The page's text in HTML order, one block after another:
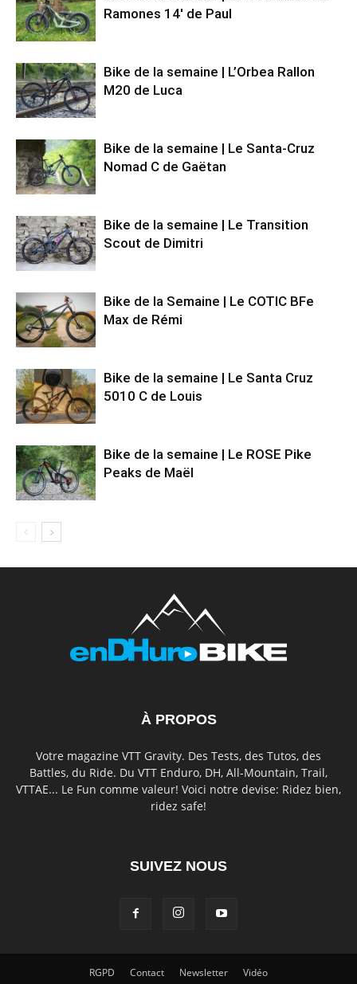
Ramones 14′ de Paul
Bike de la semaine | L’Orbea Rallon
M20 de Luca
Bike de la semaine | Le Santa-Cruz
Nomad C de Gaëtan
Bike de la semaine | Le Transition
Scout de Dimitri
Bike de la Semaine | Le COTIC BFe
Max de Rémi
Bike de la semaine | Le Santa Cruz
5010 C de Louis
Bike de la semaine | Le ROSE Pike
Peaks de Maël
À PROPOS
Votre magazine VTT Gravity. Des Tests, des Tutos, des
Battles, du Ride. Du VTT Enduro, DH, All-Mountain, Trail,
VTTAE... Le Fun comme valeur! Voici notre devise: Ridez bien,
ridez safe!
SUIVEZ NOUS
RGPD Contact Newsletter Vidéo